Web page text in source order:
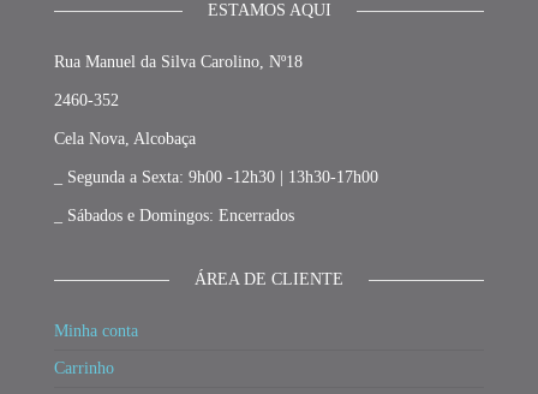
ESTAMOS AQUI
Rua Manuel da Silva Carolino, Nº18
2460-352
Cela Nova, Alcobaça
_ Segunda a Sexta: 9h00 -12h30 | 13h30-17h00
_ Sábados e Domingos: Encerrados
ÁREA DE CLIENTE
Minha conta
Carrinho